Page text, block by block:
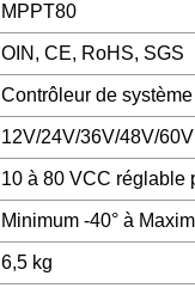
MPPT80
OIN, CE, RoHS, SGS
Contrôleur de
12V/24V/36V/48V/60V
10 à 80 VCC réglable
Minimum -40° à
6,5 kg